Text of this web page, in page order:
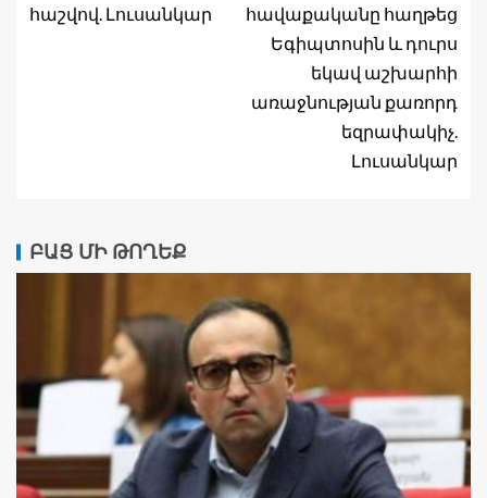
հաշվով. Լուսանկար
հավաքականը հաղթեց
Եգիպտոսին և դուրս
եկավ աշխարհի
առաջնության քառորդ
եզրափակիչ.
Լուսանկար
ԲԱՑ ՄԻ ԹՈՂԵՔ